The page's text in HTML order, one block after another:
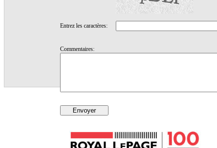
Entrez les caractères:
Commentaires: